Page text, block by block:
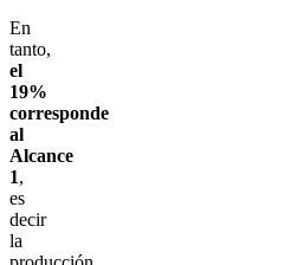
En
tanto,
el
19%
corresponde
al
Alcance
1,
es
decir
la